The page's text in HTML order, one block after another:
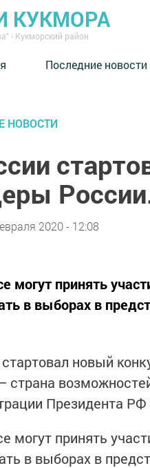
КУКМОРА
- Кукморский район
Последние новости
НОВОСТИ
2020 - 12:08
могут принять
в выборах в
новый
страна
Президента РФ
могут принять
в выборах в